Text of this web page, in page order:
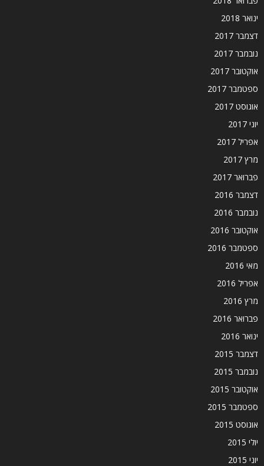
ינואר 2018
דצמבר 2017
נובמבר 2017
אוקטובר 2017
ספטמבר 2017
אוגוסט 2017
יוני 2017
אפריל 2017
מרץ 2017
פברואר 2017
דצמבר 2016
נובמבר 2016
אוקטובר 2016
ספטמבר 2016
מאי 2016
אפריל 2016
מרץ 2016
פברואר 2016
ינואר 2016
דצמבר 2015
נובמבר 2015
אוקטובר 2015
ספטמבר 2015
אוגוסט 2015
יולי 2015
יוני 2015